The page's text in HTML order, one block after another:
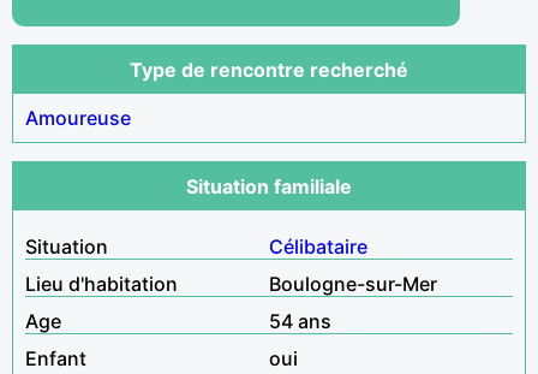
Type de rencontre recherché
Amoureuse
Situation familiale
Situation
Célibataire
Lieu d'habitation
Boulogne-sur-Mer
Age
54 ans
Enfant
oui